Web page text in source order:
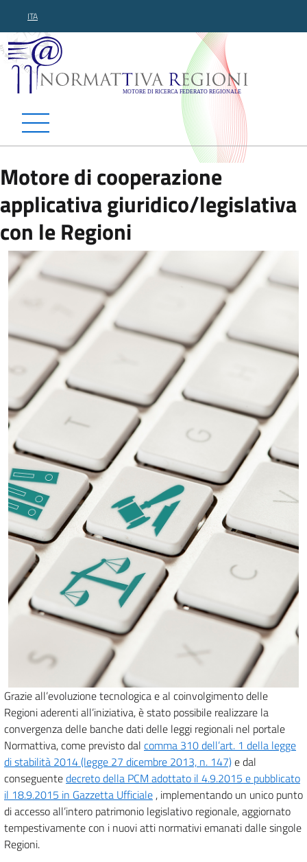
ITA
Normattiva Regioni -
Motore di cooperazione
applicativa giuridico/legislativa
con le Regioni
Grazie all’evoluzione tecnologica e al coinvolgimento delle
Regioni aderenti all’iniziativa, è stato possibile realizzare la
convergenza delle banche dati delle leggi regionali nel portale
Normattiva, come previsto dal comma 310 dell’art. 1 della legge
di stabilità 2014 (legge 27 dicembre 2013, n. 147)e dal
conseguentedecreto della PCM adottato il 4.9.2015 e pubblicato
il 18.9.2015 in Gazzetta Ufficiale , implementando un unico punto
di accesso all’intero patrimonio legislativo regionale, aggiornato
tempestivamente con i nuovi atti normativi emanati dalle singole
Regioni.